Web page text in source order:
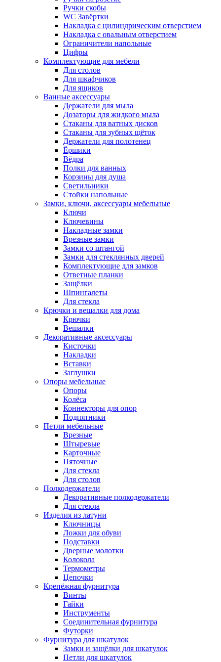
Ручки скобы
WC Завёртки
Накладка с цилиндрическим отверстием
Накладка с овальным отверстием
Ограничители напольные
Цифры
Комплектующие для мебели
Для столов
Для шкафчиков
Для ящиков
Ванные аксессуары
Держатели для мыла
Дозаторы для жидкого мыла
Стаканы для ватных дисков
Стаканы для зубных щёток
Держатели для полотенец
Ёршики
Вёдра
Полки для ванных
Корзины для душа
Светильники
Стойки напольные
Замки, ключи, аксессуары мебельные
Ключи
Ключевины
Накладные замки
Врезные замки
Замки со штангой
Замки для стеклянных дверей
Комплектующие для замков
Ответные планки
Защёлки
Шпингалеты
Для стекла
Крючки и вешалки для дома
Крючки
Вешалки
Декоративные аксессуары
Кисточки
Накладки
Вставки
Заглушки
Опоры мебельные
Опоры
Колёса
Коннекторы для опор
Подпятники
Петли мебельные
Врезные
Штыревые
Карточные
Пяточные
Для стекла
Для столов
Полкодержатели
Декоративные полкодержатели
Для стекла
Изделия из латуни
Ключницы
Ложки для обуви
Подставки
Дверные молотки
Колокола
Термометры
Цепочки
Крепёжная фурнитура
Винты
Гайки
Инструменты
Соединительная фурнитура
Футорки
Фурнитура для шкатулок
Замки и защёлки для шкатулок
Петли для шкатулок